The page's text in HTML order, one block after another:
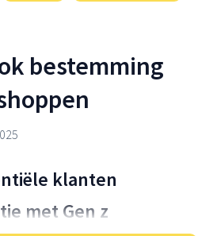
bestemming
klanten
met Gen z